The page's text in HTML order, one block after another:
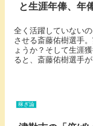
と生涯年俸、年
全く活躍していない
させる斎藤佑樹選手
ょうか？そして生涯
ると、斎藤佑樹選手
稼ぎ論